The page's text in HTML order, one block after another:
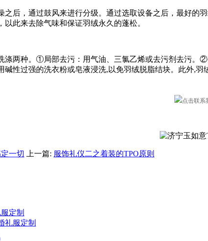
之后，通过鼓风来进行分级。通过选取设备之后，最好
此来去除气味和保证羽绒永久的蓬松。
涤两种。①局部去污：用气油、三氯乙烯或去污剂去污
碱性过强的洗衣粉或皂液浸洗,以免羽绒脱脂结块。此外,
一切 上一篇: 服饰礼仪二之着装的TPO原则
礼服定制